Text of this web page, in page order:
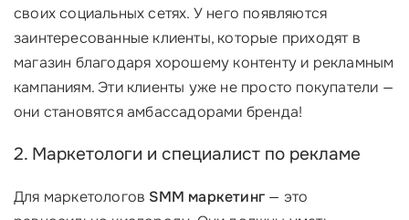
своих социальных сетях. У него появляются
заинтересованные клиенты, которые приходят в
магазин благодаря хорошему контенту и рекламным
кампаниям. Эти клиенты уже не просто покупатели —
они становятся амбассадорами бренда!
2. Маркетологи и специалист по рекламе
Для маркетологов SMM маркетинг — это